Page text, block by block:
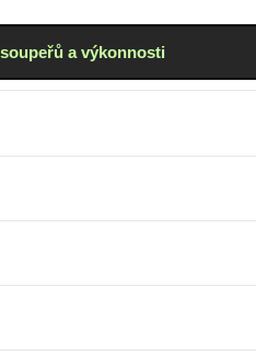
a výkonnosti